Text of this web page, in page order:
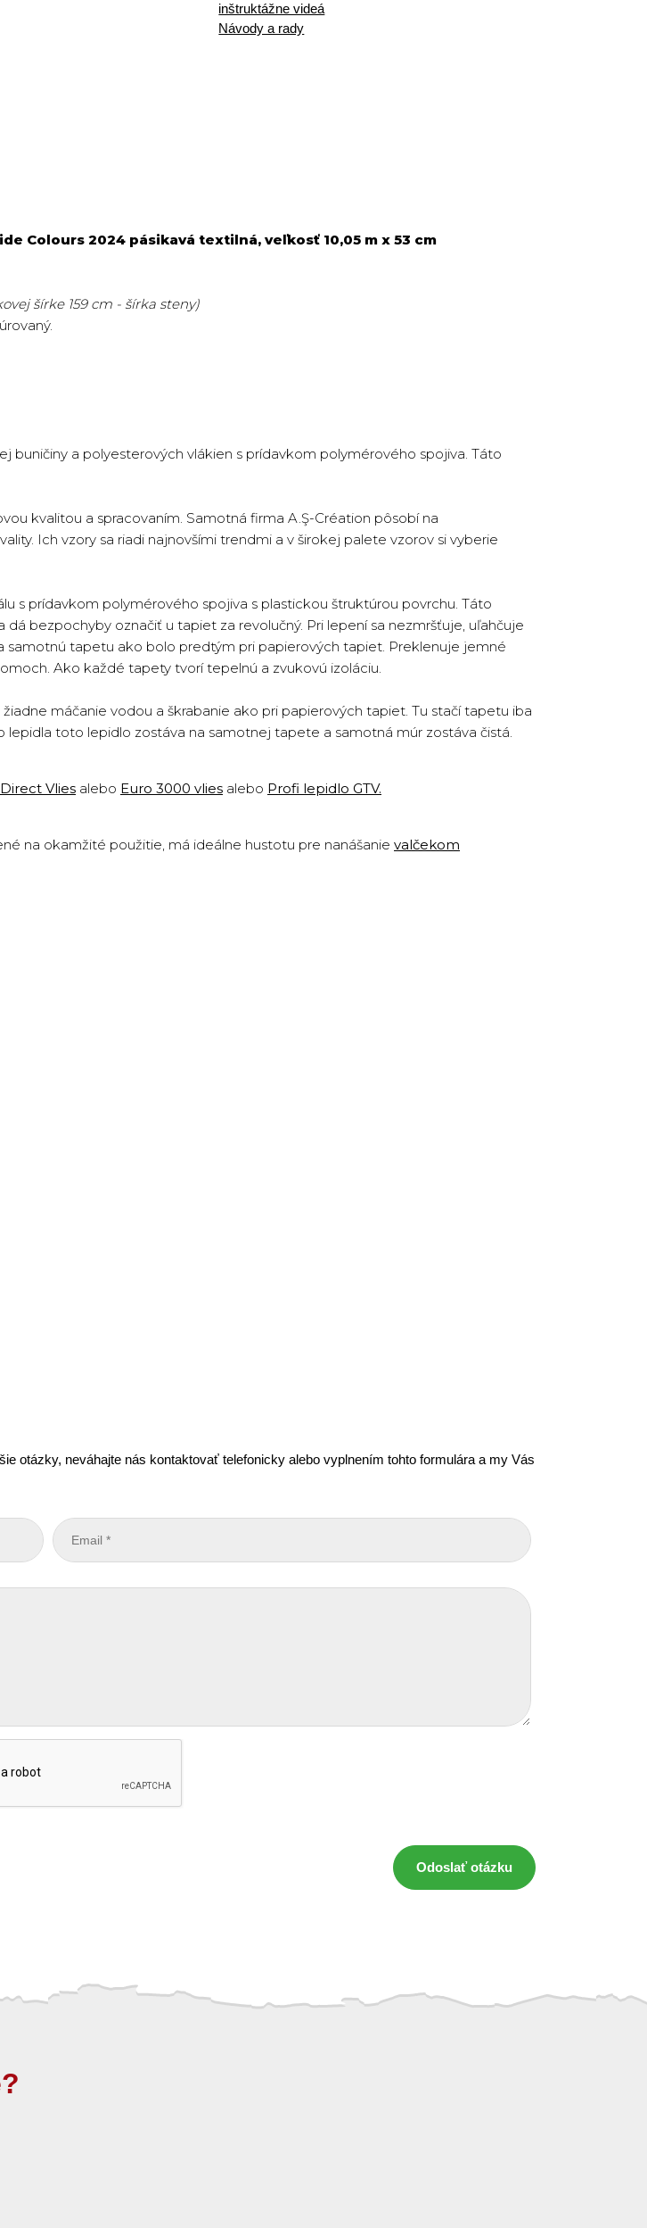
inštruktážne videá
Návody a rady
Colours 2024 pásikavá textilná, veľkosť 10,05 m x 53 cm
šírke 159 cm - šírka steny)
buničiny a polyesterových vlákien s prídavkom polymérového spojiva. Táto
kvalitou a spracovaním. Samotná firma A.Ş-Création pôsobí na
Ich vzory sa riadi najnovšími trendmi a v širokej palete vzorov si vyberie
s prídavkom polymérového spojiva s plastickou štruktúrou povrchu. Táto
bezpochyby označiť u tapiet za revolučný. Pri lepení sa nezmršťuje, uľahčuje
samotnú tapetu ako bolo predtým pri papierových tapiet. Preklenuje jemné
Ako každé tapety tvorí tepelnú a zvukovú izoláciu.
máčanie vodou a škrabanie ako pri papierových tapiet. Tu stačí tapetu iba
toto lepidlo zostáva na samotnej tapete a samotná múr zostáva čistá.
Vlies alebo Euro 3000 vlies alebo Profi lepidlo GTV.
na okamžité použitie, má ideálne hustotu pre nanášanie valčekom
otázky, neváhajte nás kontaktovať telefonicky alebo vyplnením tohto formulára a my Vás
Odoslať otázku